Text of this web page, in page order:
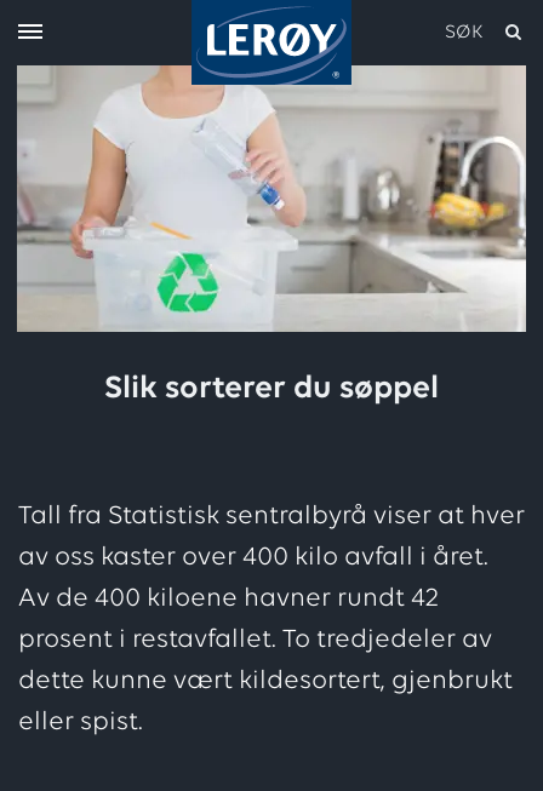
SØK
Slik sorterer du søppel
Tall fra Statistisk sentralbyrå viser at hver
av oss kaster over 400 kilo avfall i året.
Av de 400 kiloene havner rundt 42
prosent i restavfallet. To tredjedeler av
dette kunne vært kildesortert, gjenbrukt
eller spist.